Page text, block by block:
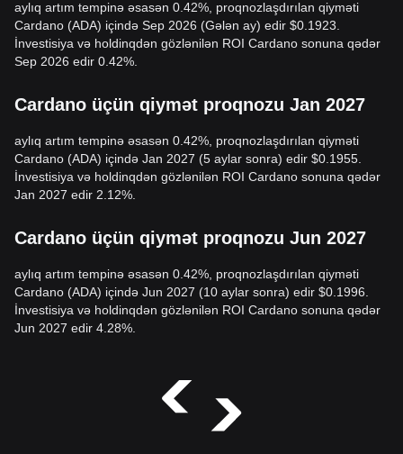
aylıq artım tempinə əsasən 0.42%, proqnozlaşdırılan qiyməti
Cardano (ADA) içində Sep 2026 (Gələn ay) edir $0.1923.
İnvestisiya və holdinqdən gözlənilən ROI Cardano sonuna qədər
Sep 2026 edir 0.42%.
Cardano üçün qiymət proqnozu Jan 2027
aylıq artım tempinə əsasən 0.42%, proqnozlaşdırılan qiyməti
Cardano (ADA) içində Jan 2027 (5 aylar sonra) edir $0.1955.
İnvestisiya və holdinqdən gözlənilən ROI Cardano sonuna qədər
Jan 2027 edir 2.12%.
Cardano üçün qiymət proqnozu Jun 2027
aylıq artım tempinə əsasən 0.42%, proqnozlaşdırılan qiyməti
Cardano (ADA) içində Jun 2027 (10 aylar sonra) edir $0.1996.
İnvestisiya və holdinqdən gözlənilən ROI Cardano sonuna qədər
Jun 2027 edir 4.28%.